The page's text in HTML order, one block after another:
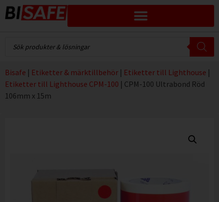
Bisafe | Etiketter & märktillbehör | Etiketter till Lighthouse |
Etiketter till Lighthouse CPM-100 | CPM-100 Ultrabond Röd
106mm x 15m